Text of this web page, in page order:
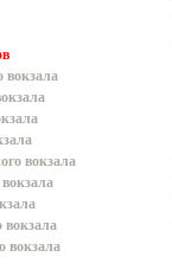
вокзала
вокзала
вокзала
вокзала